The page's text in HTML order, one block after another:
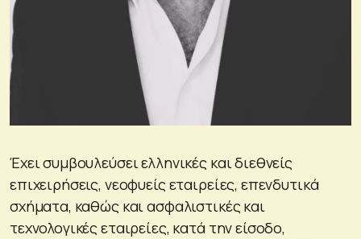
Έχει συμβουλεύσει ελληνικές και διεθνείς
επιχειρήσεις, νεοφυείς εταιρείες, επενδυτικά
σχήματα, καθώς και ασφαλιστικές και
τεχνολογικές εταιρείες, κατά την είσοδο,